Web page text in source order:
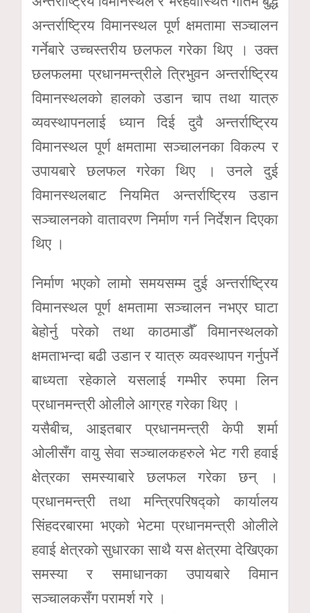
अन्तर्राष्ट्रिय विमानस्थल पूर्ण क्षमतामा सञ्चालन
गर्नेबारे उच्चस्तरीय छलफल गरेका थिए । उक्त
छलफलमा प्रधानमन्त्रीले त्रिभुवन अन्तर्राष्ट्रिय
विमानस्थलको हालको उडान चाप तथा यात्रु
व्यवस्थापनलाई ध्यान दिई दुवै अन्तर्राष्ट्रिय
विमानस्थल पूर्ण क्षमतामा सञ्चालनका विकल्प र
उपायबारे छलफल गरेका थिए । उनले दुई
विमानस्थलबाट नियमित अन्तर्राष्ट्रिय उडान
सञ्चालनको वातावरण निर्माण गर्न निर्देशन दिएका
थिए ।
निर्माण भएको लामो समयसम्म दुई अन्तर्राष्ट्रिय
विमानस्थल पूर्ण क्षमतामा सञ्चालन नभएर घाटा
बेहोर्नु परेको तथा काठमाडौँ विमानस्थलको
क्षमताभन्दा बढी उडान र यात्रु व्यवस्थापन गर्नुपर्ने
बाध्यता रहेकाले यसलाई गम्भीर रुपमा लिन
प्रधानमन्त्री ओलीले आग्रह गरेका थिए ।
यसैबीच, आइतबार प्रधानमन्त्री केपी शर्मा
ओलीसँग वायु सेवा सञ्चालकहरुले भेट गरी हवाई
क्षेत्रका समस्याबारे छलफल गरेका छन् ।
प्रधानमन्त्री तथा मन्त्रिपरिषद्को कार्यालय
सिंहदरबारमा भएको भेटमा प्रधानमन्त्री ओलीले
हवाई क्षेत्रको सुधारका साथै यस क्षेत्रमा देखिएका
समस्या र समाधानका उपायबारे विमान
सञ्चालकसँग परामर्श गरे ।